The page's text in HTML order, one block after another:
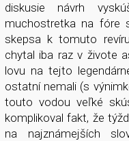
diskusie návrh
muchostretka na fóre
skepsa k tomuto
chytal iba raz v živote
lovu na tejto
ostatní nemali (s
touto vodou veľké
komplikoval fakt, že
na najznámejších